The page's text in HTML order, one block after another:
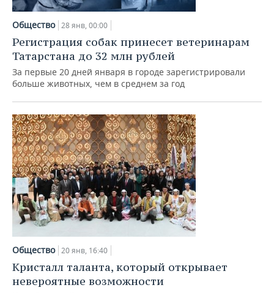
Общество 28 янв, 00:00
Регистрация собак принесет ветеринарам
Татарстана до 32 млн рублей
За первые 20 дней января в городе зарегистрировали
больше животных, чем в среднем за год
Общество 20 янв, 16:40
Кристалл таланта, который открывает
невероятные возможности